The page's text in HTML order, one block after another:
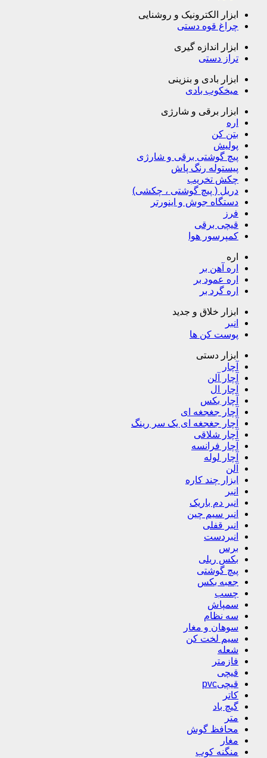
ابزار الکترونیک و روشنایی
چراغ قوه دستی
ابزار اندازه گیری
تراز دستی
ابزار بادی و بنزینی
میخکوب بادی
ابزار برقی و شارژی
اره
بتن کن
پولیش
پیچ گوشتی برقی و شارژی
پیستوله رنگ پاش
چکش تخریب
دریل ( پیچ گوشتی ، چکشی)
دستگاه جوش و اینورتر
فرز
قیچی برقی
کمپرسور هوا
اره
اره آهن بر
اره عمود بر
اره گرد بر
ابزار خلاق و جدید
انبر
پوست کن ها
ابزار دستی
آچار
آچار آلن
آچار ال
آچار بکس
آچار جغجغه ای
آچار جغجغه ای یک سر رینگ
آچار شلاقی
آچار فرانسه
آچار لوله
آلن
ابزار چند کاره
انبر
انبر دم باریک
انبر سیم چین
انبر قفلی
انبردست
برس
بکس ریلی
پیچ گوشتی
جعبه بکس
چسب
سمپاش
سه نظام
سوهان و مغار
سیم لخت کن
شعله
فازمتر
قیچی
قیچیpvc
کاتر
گیچ باد
متر
محافظ گوش
مغار
منگنه کوب